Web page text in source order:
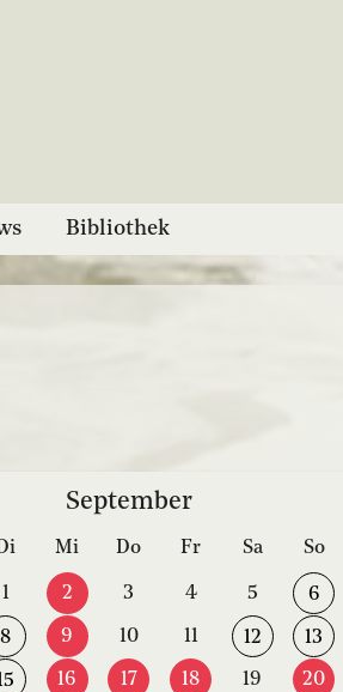
Bibliothek
September
Mi Do Fr Sa So
1 2 3 4 5 6
8 9 10 11 12 13
16 17 18 19 20